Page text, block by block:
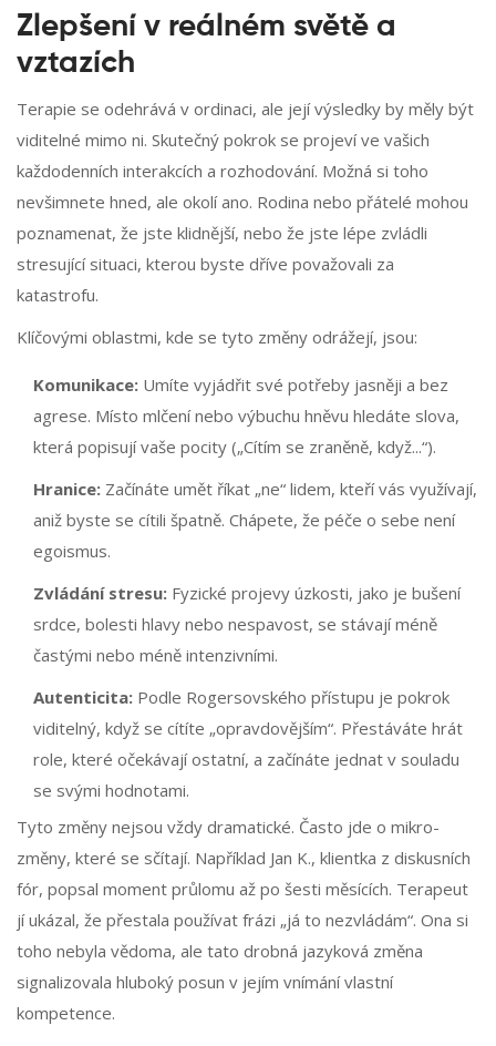
Zlepšení v reálném světě a
vztazích
Terapie se odehrává v ordinaci, ale její výsledky by měly být
viditelné mimo ni. Skutečný pokrok se projeví ve vašich
každodenních interakcích a rozhodování. Možná si toho
nevšimnete hned, ale okolí ano. Rodina nebo přátelé mohou
poznamenat, že jste klidnější, nebo že jste lépe zvládli
stresující situaci, kterou byste dříve považovali za
katastrofu.
Klíčovými oblastmi, kde se tyto změny odrážejí, jsou:
Komunikace: Umíte vyjádřit své potřeby jasněji a bez
agrese. Místo mlčení nebo výbuchu hněvu hledáte slova,
která popisují vaše pocity („Cítím se zraněně, když...“).
Hranice: Začínáte umět říkat „ne“ lidem, kteří vás využívají,
aniž byste se cítili špatně. Chápete, že péče o sebe není
egoismus.
Zvládání stresu: Fyzické projevy úzkosti, jako je bušení
srdce, bolesti hlavy nebo nespavost, se stávají méně
častými nebo méně intenzivními.
Autenticita: Podle Rogersovského přístupu je pokrok
viditelný, když se cítíte „opravdovějším“. Přestáváte hrát
role, které očekávají ostatní, a začínáte jednat v souladu
se svými hodnotami.
Tyto změny nejsou vždy dramatické. Často jde o mikro-
změny, které se sčítají. Například Jan K., klientka z diskusních
fór, popsal moment průlomu až po šesti měsících. Terapeut
jí ukázal, že přestala používat frázi „já to nezvládám“. Ona si
toho nebyla vědoma, ale tato drobná jazyková změna
signalizovala hluboký posun v jejím vnímání vlastní
kompetence.